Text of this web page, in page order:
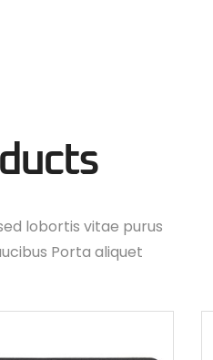
lobortis vitae purus
Porta aliquet